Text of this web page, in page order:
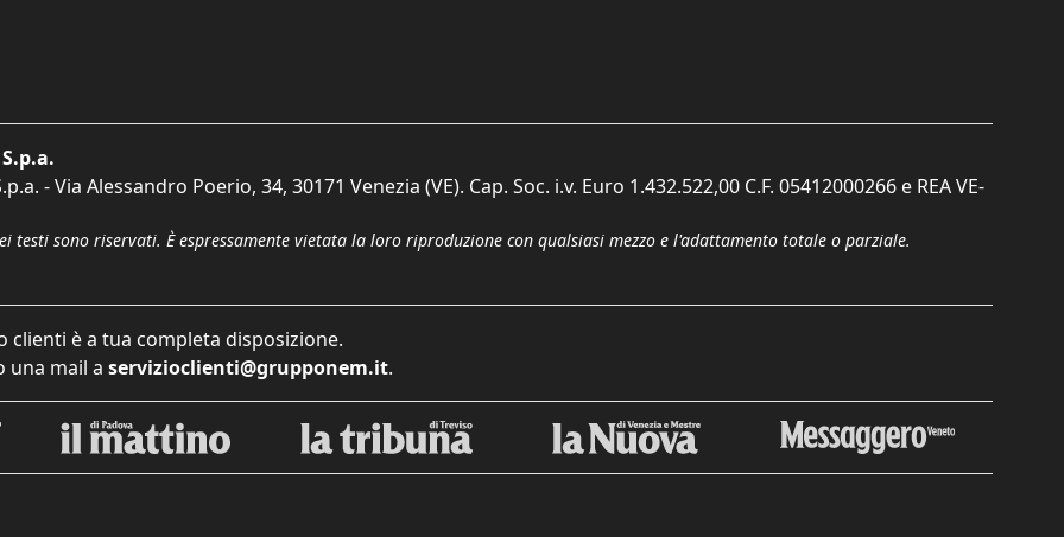
- Via Alessandro Poerio, 34, 30171 Venezia (VE). Cap. Soc. i.v. Euro 1.432.522,00 C.F. 05412000266 e REA VE-
testi sono riservati. È espressamente vietata la loro riproduzione con qualsiasi mezzo e l'adattamento totale o parziale.
clienti è a tua completa disposizione.
una mail a servizioclienti@grupponem.it.